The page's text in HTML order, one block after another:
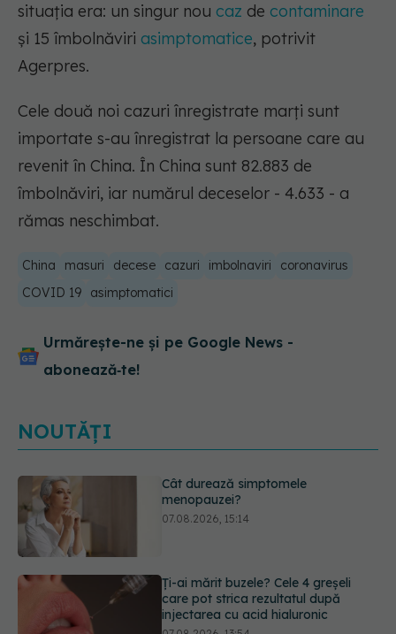
situația era: un singur nou caz de contaminare
şi 15 îmbolnăviri asimptomatice, potrivit
Agerpres.
Cele două noi cazuri înregistrate marţi sunt
importate s-au înregistrat la persoane care au
revenit în China. În China sunt 82.883 de
îmbolnăviri, iar numărul deceselor - 4.633 - a
rămas neschimbat.
China masuri decese cazuri imbolnaviri
coronavirus
COVID 19
asimptomatici
Urmărește-ne și pe Google News -
abonează‑te!
NOUTĂȚI
Ți-ai mărit buzele? Cele 4 greșeli
care pot strica rezultatul după
injectarea cu acid hialuronic
Alina Pușcău dezvăluie diagnosticul
care i-a schimbat viața: Am cancer
la sân. Am intrat în metastază